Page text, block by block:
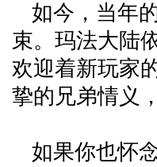
如今，当年
束。玛法大陆
欢迎着新玩家
挚的兄弟情义
如果你也怀